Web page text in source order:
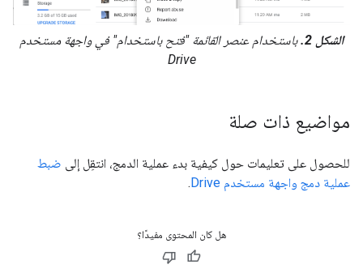
الشكل 2.
باستخدام عنصر القائمة "فتح باستخدام" في واجهة مستخدم
Drive
مواضيع ذات صلة
للحصول على تعليمات حول كيفية بدء عملية الدمج، انتقِل إلى ضبط
عملية دمج واجهة مستخدم Drive
.
هل كان المحتوى مفيدًا؟